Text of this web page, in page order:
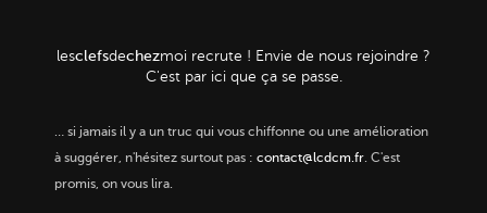
lesclefsdechezmoi recrute ! Envie de nous rejoindre ?
C'est par ici que ça se passe.
… si jamais il y a un truc qui vous chiffonne ou une amélioration
à suggérer, n'hésitez surtout pas : contact@lcdcm.fr. C'est
promis, on vous lira.